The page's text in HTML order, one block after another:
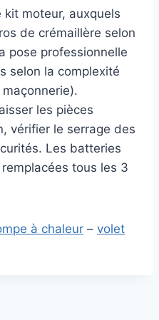
moteur, auxquels
de crémaillère selon
pose professionnelle
selon la complexité
les pièces
vérifier le serrage des
Les batteries
tous les 3
à chaleur – volet